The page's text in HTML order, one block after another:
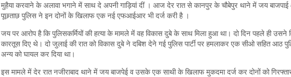
मुहैया करवाने के अलावा भगाने में साथ दे अपनी गाड़ियां दीं । आज देर रात से कानपुर के चौबेपुर थाने में जय
पूछताछ पुलिस ने इन दोनों के खिलाफ एक नई एफआईआर भी दर्ज करी है ।
जय पर आरोप है कि पुलिसकर्मियों की हत्या के मामले में वह विकास दुबे के साथ मिला हुआ था। दो दिन पहले ही
कारतूस दिए थे। दो जुलाई की रात को विकास दुबे ने दबिश देने गई पुलिस पार्टी पर हमलाकर एक सीओ सहित आठ
अन्य को घायल कर दिया था।
इस मामले में देर रात नजीराबाद थाने में जय बाजपेई व उसके एक साथी के खिलाफ मुकदमा दर्ज कर दोनों को